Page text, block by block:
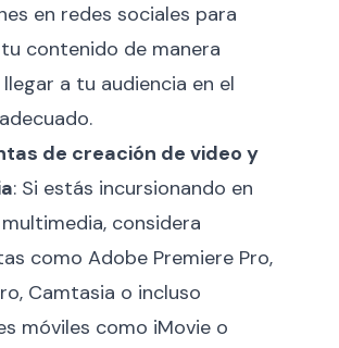
en redes sociales para
contenido de manera
a tu audiencia en el
de creación de video y
: Si estás incursionando en
considera
como Adobe Premiere Pro,
Camtasia o incluso
móviles como iMovie o